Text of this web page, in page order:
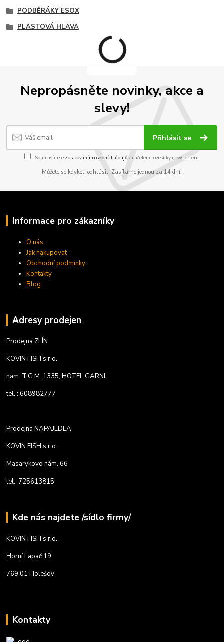
PODBĚRÁKY ESOX
PLASTOVÁ HLAVA
Nepropásněte novinky, akce a
slevy!
Přihlásit se
Souhlasím se zpracováním osobních údajůza účelem rozesílky newsletteru.
Můžete se kdykoli odhlásit. Zasíláme jednou za 14 dní.
Informace pro zákazníky
O nás
Jak nakupovat
Obchodní podmínky
Kontakty
Blog
Adresy prodejen
Prodejna ZLÍN
KOVIN FISH s.r.o.
nám. T.G.M. 1335, HOTEL GARNI
tel. : 608982777
Prodejna NAPAJEDLA
KOVIN FISH s.r.o.
Masarykovo nám. 66
tel.: 725613815
Kde nás najdete /sídlo firmy/
KOVIN FISH s.r.o.
Horní Lapač 19
769 01 Holešov
Kontakty